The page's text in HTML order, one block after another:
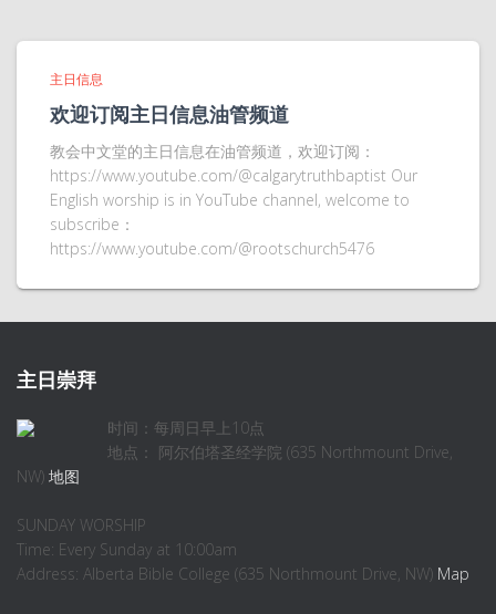
主日信息
欢迎订阅主日信息油管频道
教会中文堂的主日信息在油管频道，欢迎订阅：
https://www.youtube.com/@calgarytruthbaptist Our
English worship is in YouTube channel, welcome to
subscribe：
https://www.youtube.com/@rootschurch5476
主日崇拜
时间：每周日早上10点
地点： 阿尔伯塔圣经学院 (635 Northmount Drive,
NW) 地图
SUNDAY WORSHIP
Time: Every Sunday at 10:00am
Address: Alberta Bible College (635 Northmount Drive, NW) Map